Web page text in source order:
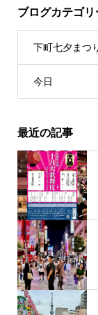
ブログカテゴリ
下町七夕まつ
今日
最近の記事